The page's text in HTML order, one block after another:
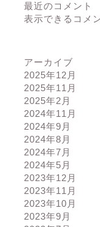
最近のコメント
表示できるコメ
アーカイブ
2025年12月
2025年11月
2025年2月
2024年11月
2024年9月
2024年8月
2024年7月
2024年5月
2023年12月
2023年11月
2023年10月
2023年9月